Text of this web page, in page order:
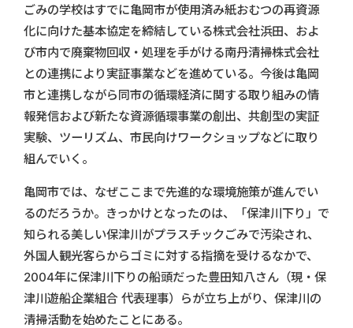
ごみの学校はすでに亀岡市が使用済み紙おむつの再資源
化に向けた基本協定を締結している株式会社浜田、およ
び市内で廃棄物回収・処理を手がける南丹清掃株式会社
との連携により実証事業などを進めている。今後は亀岡
市と連携しながら同市の循環経済に関する取り組みの情
報発信および新たな資源循環事業の創出、共創型の実証
実験、ツーリズム、市民向けワークショップなどに取り
組んでいく。
亀岡市では、なぜここまで先進的な環境施策が進んでい
るのだろうか。きっかけとなったのは、「保津川下り」で
知られる美しい保津川がプラスチックごみで汚染され、
外国人観光客らからゴミに対する指摘を受けるなかで、
2004年に保津川下りの船頭だった豊田知八さん（現・保
津川遊船企業組合 代表理事）らが立ち上がり、保津川の
清掃活動を始めたことにある。